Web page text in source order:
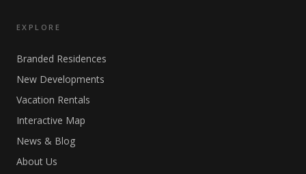
EXPLORE
Branded Residences
New Developments
Vacation Rentals
Interactive Map
News & Blog
About Us